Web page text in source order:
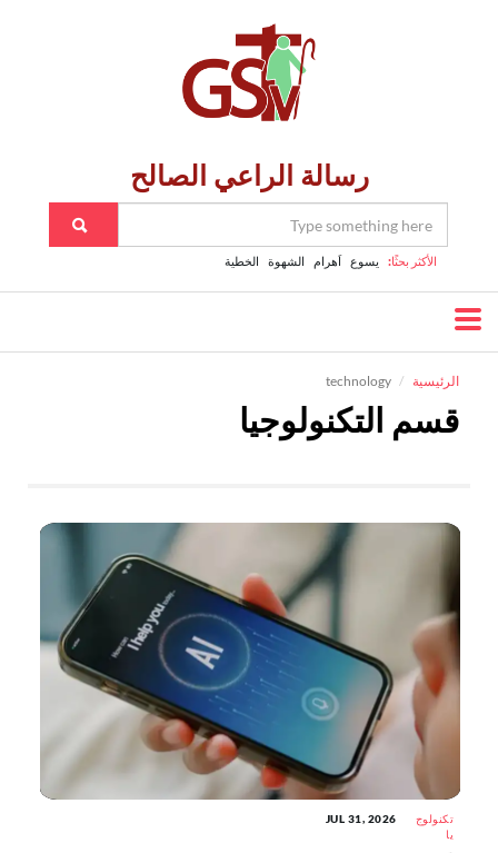
رسالة الراعي الصالح
الأكثر بحثًا: يسوع اَهرام الشهوة الخطية
الرئيسية technology
قسم التكنولوجيا
تكنولوج
يا
JUL 31, 2026